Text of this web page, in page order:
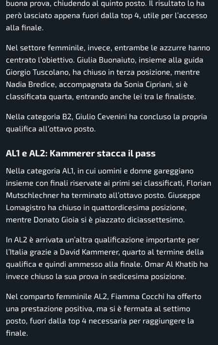
buona prova, chiudendo al quinto posto. Il risultato lo ha
però lasciato appena fuori dalla top 4, utile per l’accesso
alla finale.
Nel settore femminile, invece, entrambe le azzurre hanno
centrato l’obiettivo. Giulia Buonaiuto, insieme alla guida
Giorgio Tuscolano, ha chiuso in terza posizione, mentre
Nadia Bredice, accompagnata da Sonia Cipriani, si è
classificata quarta, entrando anche lei tra le finaliste.
Nella categoria B2, Giulio Cevenini ha concluso la propria
qualifica all’ottavo posto.
AL1 e AL2: Kammerer stacca il pass
Nella categoria AL1, in cui uomini e donne gareggiano
insieme con finali riservate ai primi sei classificati, Florian
Mutschlechner ha terminato all’ottavo posto. Giuseppe
Lomagistro ha chiuso in quattordicesima posizione,
mentre Donato Gioia si è piazzato diciassettesimo.
In AL2 è arrivata un’altra qualificazione importante per
l’Italia grazie a David Kammerer, quarto al termine della
qualifica e quindi ammesso alla finale. Omar Al Khatib ha
invece chiuso la sua prova in sedicesima posizione.
Nel comparto femminile AL2, Fiamma Cocchi ha offerto
una prestazione positiva, ma si è fermata al settimo
posto, fuori dalla top 4 necessaria per raggiungere la
finale.